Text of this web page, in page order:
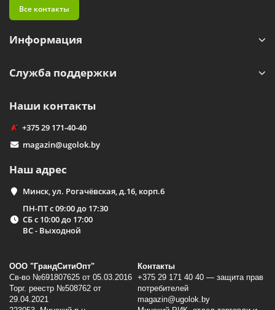
Все контакты
Информация
Служба поддержки
Наши контакты
+375 29 171-40-40
magazin@ugolok.by
Наш адрес
Минск, ул. Рогачёвская, д.16, корп.6
ПН-ПТ с 09:00 до 17:30
СБ с 10:00 до 17:00
ВС - Выходной
ООО "ГрандСитиОпт"
Св-во №691807625 от 05.03.2016
Торг. реестр №508762 от
29.04.2021
Контакты
+375 29 171 40 40 — защита прав
потребителей
magazin@ugolok.by